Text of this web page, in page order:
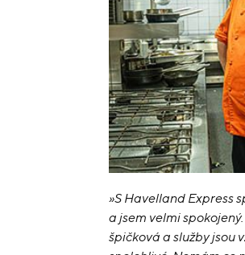
»S Havelland Express
a jsem velmi
špičková a služby jsou